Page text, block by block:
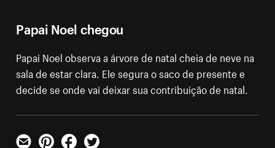
Papai Noel chegou
Papai Noel observa a árvore de natal cheia de neve na
sala de estar clara. Ele segura o saco de presente e
decide se onde vai deixar sua contribuição de natal.